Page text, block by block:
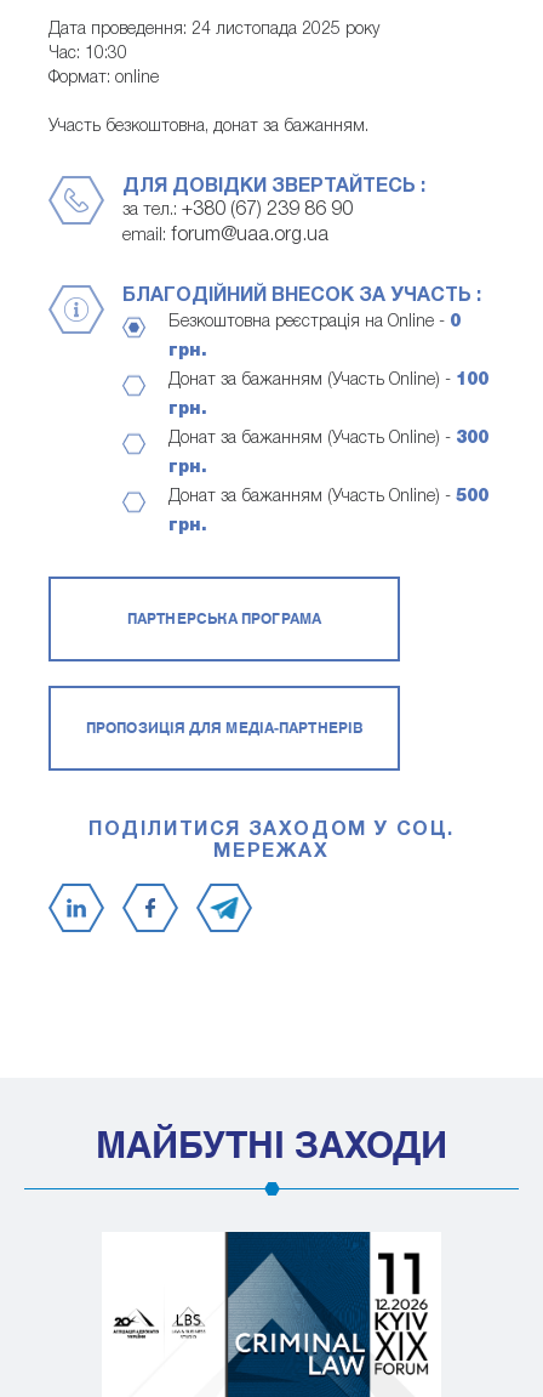
Дата проведення: 24 листопада 2025 року
Час: 10:30
Формат: online
Участь безкоштовна, донат за бажанням.
ДЛЯ ДОВІДКИ ЗВЕРТАЙТЕСЬ :
за тел.: +380 (67) 239 86 90
email: forum@uaa.org.ua
БЛАГОДІЙНИЙ ВНЕСОК ЗА УЧАСТЬ :
Безкоштовна реєстрація на Online - 0
грн.
Донат за бажанням (Участь Online) - 100
грн.
Донат за бажанням (Участь Online) - 300
грн.
Донат за бажанням (Участь Online) - 500
грн.
ПАРТНЕРСЬКА ПРОГРАМА
ПРОПОЗИЦІЯ ДЛЯ МЕДІА-ПАРТНЕРІВ
ПОДІЛИТИСЯ ЗАХОДОМ У СОЦ.
МЕРЕЖАХ
МАЙБУТНІ ЗАХОДИ